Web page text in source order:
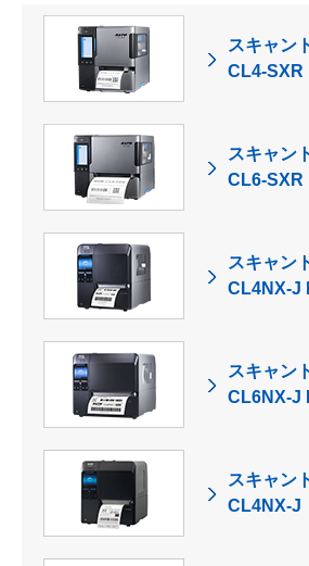
スキャン
CL4-SXR
スキャン
CL6-SXR
スキャン
CL4NX-J
スキャン
CL6NX-J
スキャン
CL4NX-J